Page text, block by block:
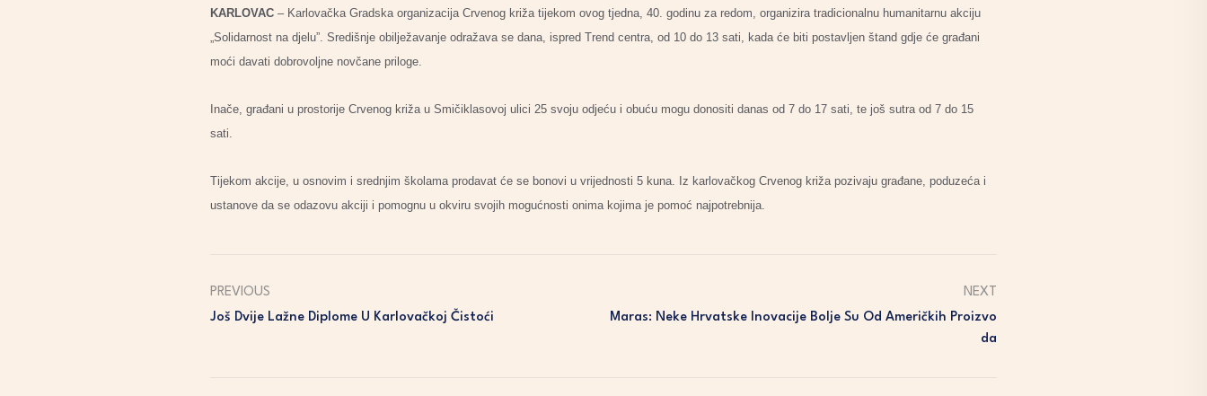
KARLOVAC – Karlovačka Gradska organizacija Crvenog križa tijekom ovog tjedna, 40. godinu za redom, organizira tradicionalnu humanitarnu akciju
„Solidarnost na djelu”. Središnje obilježavanje odražava se dana, ispred Trend centra, od 10 do 13 sati, kada će biti postavljen štand gdje će građani
moći davati dobrovoljne novčane priloge.
Inače, građani u prostorije Crvenog križa u Smičiklasovoj ulici 25 svoju odjeću i obuću mogu donositi danas od 7 do 17 sati, te još sutra od 7 do 15
sati.
Tijekom akcije, u osnovim i srednjim školama prodavat će se bonovi u vrijednosti 5 kuna. Iz karlovačkog Crvenog križa pozivaju građane, poduzeća i
ustanove da se odazovu akciji i pomognu u okviru svojih mogućnosti onima kojima je pomoć najpotrebnija.
PREVIOUS
Još Dvije Lažne Diplome U Karlovačkoj Čistoći
NEXT
Maras: Neke Hrvatske Inovacije Bolje Su Od Američkih Proizvo
Da